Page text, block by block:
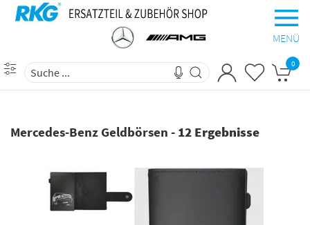
MENÜ
0
Mercedes-Benz Geldbörsen - 12 Ergebnisse